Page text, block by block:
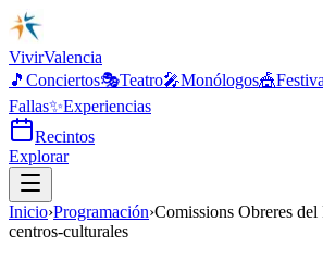
VivirValencia
🎵 Conciertos🎭Teatro🎤Monólogos🎪
Fallas✨Experiencias
Recintos
Explorar
Inicio›Programación›Comissions Obreres del
centros-culturales